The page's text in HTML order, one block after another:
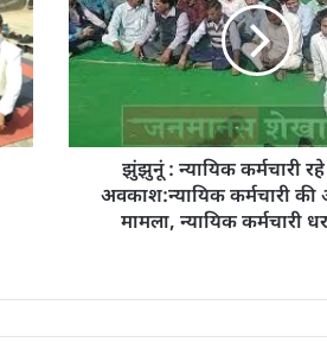
झुंझुनूं : न्यायिक कर्मचारी
अवकाश:न्यायिक कर्मचारी
मामला, न्यायिक कर्मचारी